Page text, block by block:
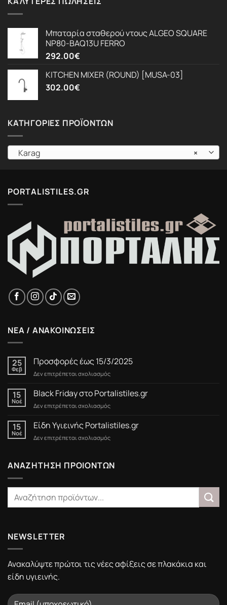
Μπαταρία σταθερού ντους ALGEO SQUARE
NP80-BAQ13U FERRO
292.00€
KITCHEN MIXER (ROUND) [MUSA-03]
302.00€
ΚΑΤΗΓΟΡΊΕΣ ΠΡΟΪΌΝΤΩΝ
×
Karag
PORTALISTILES.GR
ΝΕΑ / ΑΝΑΚΟΙΝΩΣΕΙΣ
25
Φεβ
Προσφορές έως 15/3/2025
Δεν επιτρέπεται σχολιασμόςστο
έως
15/3/2025
15
Νοέ
Black Friday στο Portalistiles.gr
Δεν επιτρέπεται σχολιασμόςστο
Friday
στο
Portalistiles.gr
15
Νοέ
Είδη Υγιεινής Portalistiles.gr
Δεν επιτρέπεται σχολιασμόςστο
Portalistiles.gr
ΑΝΑΖΗΤΗΣΗ ΠΡΟΙΟΝΤΩΝ
NEWSLETTER
Ανακαλύψτε πρώτοι τις νέες αφίξεις σε πλακάκια και
είδη υγιεινής.